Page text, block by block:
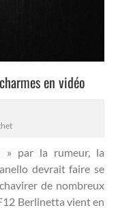
en vidéo
» par la rumeur, la
devrait faire se
de nombreux
Berlinetta vient en